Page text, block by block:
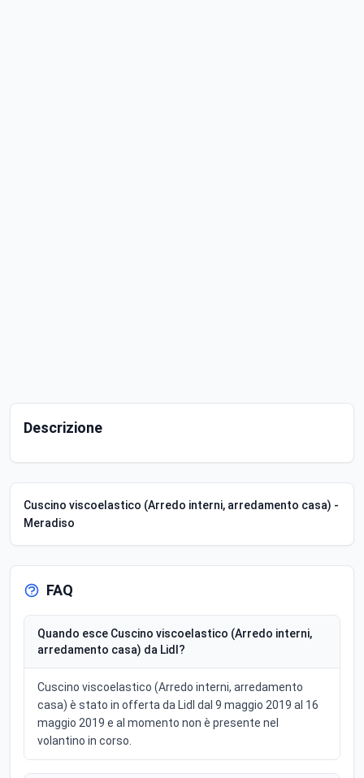
Descrizione
Cuscino viscoelastico (Arredo interni, arredamento casa) -
Meradiso
FAQ
Quando esce Cuscino viscoelastico (Arredo interni,
arredamento casa) da Lidl?
Cuscino viscoelastico (Arredo interni, arredamento
casa) è stato in offerta da Lidl dal 9 maggio 2019 al 16
maggio 2019 e al momento non è presente nel
volantino in corso.